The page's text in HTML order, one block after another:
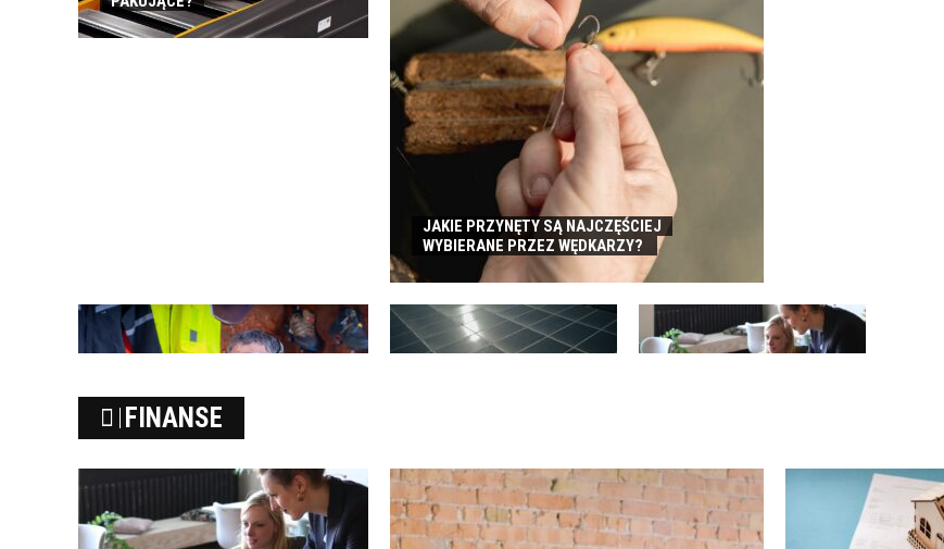
JAKIE PRZYNĘTY SĄ NAJCZĘŚCIEJ
WYBIERANE PRZEZ WĘDKARZY?
CO ZALICZA SIĘ DO ODZIEŻY
ROBOCZEJ
FINANSE